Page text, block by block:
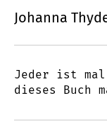
Johanna
Jeder ist mal
dieses Buch